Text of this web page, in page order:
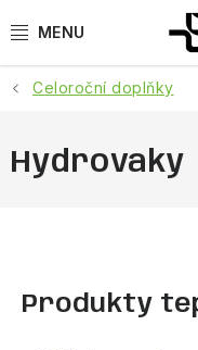
na
SPORTY
BĚH
Celoroční doplňky
Hydrovaky
Produkty